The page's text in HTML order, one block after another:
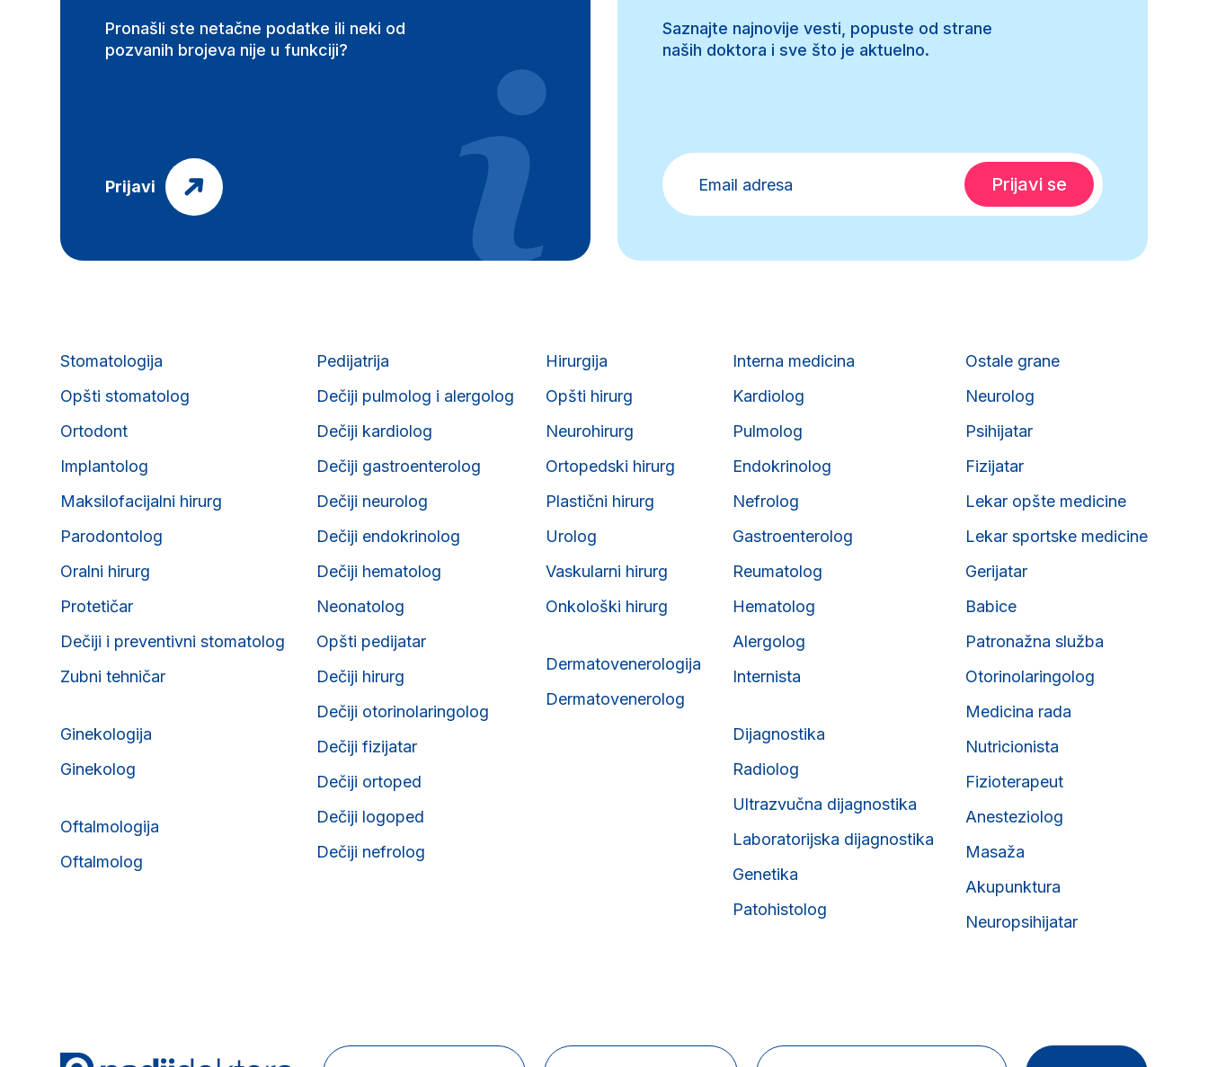
Pronašli ste netačne podatke ili neki od
pozvanih brojeva nije u funkciji?
Prijavi
Saznajte najnovije vesti, popuste od strane
naših doktora i sve što je aktuelno.
Stomatologija
Opšti stomatolog
Ortodont
Implantolog
Maksilofacijalni hirurg
Parodontolog
Oralni hirurg
Protetičar
Dečiji i preventivni stomatolog
Zubni tehničar
Ginekologija
Ginekolog
Oftalmologija
Oftalmolog
Pedijatrija
Dečiji pulmolog i alergolog
Dečiji kardiolog
Dečiji gastroenterolog
Dečiji neurolog
Dečiji endokrinolog
Dečiji hematolog
Neonatolog
Opšti pedijatar
Dečiji hirurg
Dečiji otorinolaringolog
Dečiji fizijatar
Dečiji ortoped
Dečiji logoped
Dečiji nefrolog
Hirurgija
Opšti hirurg
Neurohirurg
Ortopedski hirurg
Plastični hirurg
Urolog
Vaskularni hirurg
Onkološki hirurg
Dermatovenerologija
Dermatovenerolog
Interna medicina
Kardiolog
Pulmolog
Endokrinolog
Nefrolog
Gastroenterolog
Reumatolog
Hematolog
Alergolog
Internista
Dijagnostika
Radiolog
Ultrazvučna dijagnostika
Laboratorijska dijagnostika
Genetika
Patohistolog
Ostale grane
Neurolog
Psihijatar
Fizijatar
Lekar opšte medicine
Lekar sportske medicine
Gerijatar
Babice
Patronažna služba
Otorinolaringolog
Medicina rada
Nutricionista
Fizioterapeut
Anesteziolog
Masaža
Akupunktura
Neuropsihijatar